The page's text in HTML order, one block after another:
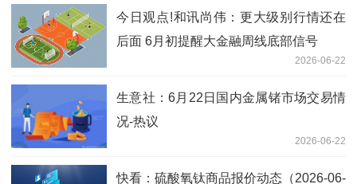
今日观点!和讯尚伟：更大级别行情还在
后面 6月初提醒大金融周线底部信号
2026-06-22
生意社：6月22日国内金属锗市场交易情
况-热议
2026-06-22
快看：硫酸氧钛商品报价动态（2026-06-